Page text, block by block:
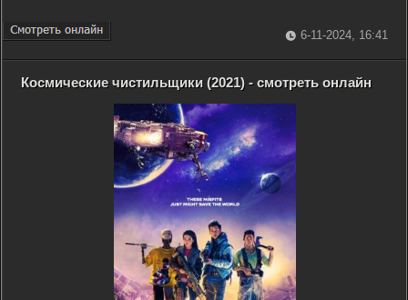
6-11-2024, 16:41
Космические чистильщики (2021) - смотреть онлайн